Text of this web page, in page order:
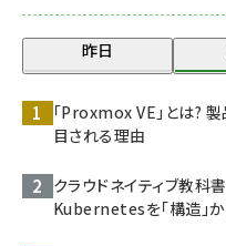
昨日
「Proxmox VE」とは?
目される理由
クラウドネイティブ教科
Kubernetesを「構造」